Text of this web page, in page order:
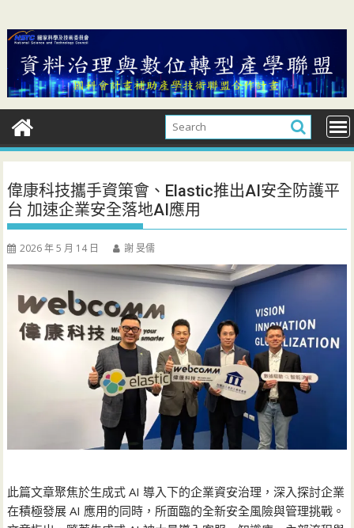
to
content
偉康科技攜手資策會、Elastic推出AI安全防護平
台 加速企業安全落地AI應用
2026 年 5 月 14 日 謝 旻儒
此篇文章聚焦於生成式 AI 導入下的企業資安治理，深入探討企業
在積極發展 AI 應用的同時，所面臨的全新安全風險與管理挑戰。